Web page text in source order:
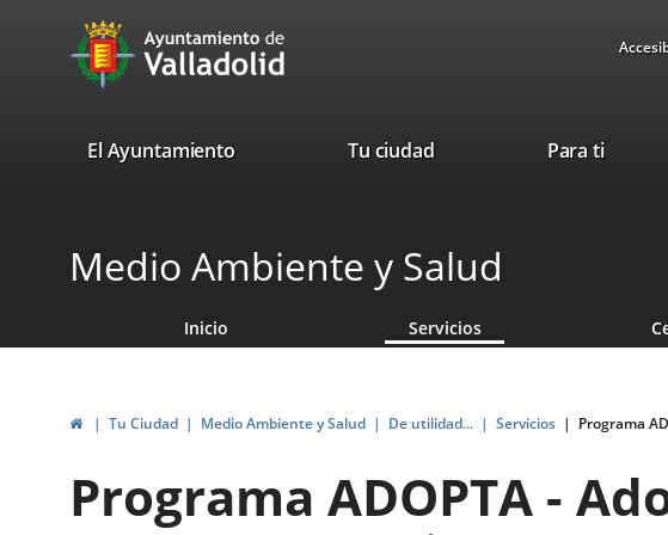
Portal
Web
Ayuntamiento
Valladolid
valladolid.es
El Ayuntamiento Tu ciudad Para ti
Medio Ambiente y Salud
Inicio Servicios
InicioTu Ciudad Medio Ambiente y Salud De utilidad... Servicios Programa
Programa ADOPTA -